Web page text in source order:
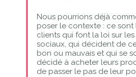
Nous pourrions déjà
poser le contexte : ce sont
clients qui font la loi sur les
sociaux, qui décident de
bon ou mauvais et qui se
décidé à acheter leurs
de passer le pas de leur